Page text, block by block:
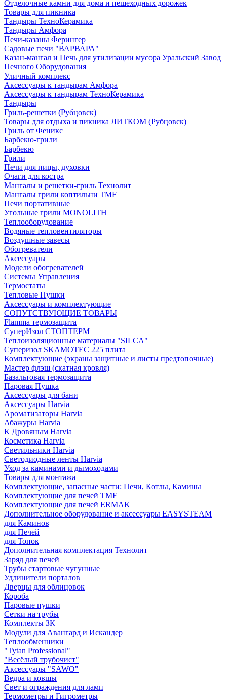
Отделочные камни для дома и пешеходных дорожек
Товары для пикника
Тандыры ТехноКерамика
Тандыры Амфора
Печи-казаны Ферингер
Садовые печи "ВАРВАРА"
Казан-мангал и Печь для утилизации мусора Уральский Завод
Печного Оборудования
Уличный комплекс
Аксессуары к тандырам Амфора
Аксессуары к тандырам ТехноКерамика
Тандыры
Гриль-решетки (Рубцовск)
Товары для отдыха и пикника ЛИТКОМ (Рубцовск)
Гриль от Феникс
Барбекю-грили
Барбекю
Грили
Печи для пицы, духовки
Очаги для костра
Мангалы и решетки-гриль Технолит
Мангалы грили коптильни TMF
Печи портативные
Угольные грили MONOLITH
Теплооборудование
Водяные тепловентиляторы
Воздушные завесы
Обогреватели
Аксессуары
Модели обогревателей
Системы Управления
Термостаты
Тепловые Пушки
Аксессуары и комплектующие
СОПУТСТВУЮЩИЕ ТОВАРЫ
Flamma термозащита
СуперИзол СТОПТЕРМ
Теплоизоляционные материалы "SILCA"
Суперизол SKAMOTEC 225 плита
Комплектующие (экраны защитные и листы предтопочные)
Мастер флэш (скатная кровля)
Базальтовая термозащита
Паровая Пушка
Аксессуары для бани
Аксессуары Harvia
Ароматизаторы Harvia
Абажуры Harvia
К Дровяным Harvia
Косметика Harvia
Светильники Harvia
Светодиодные ленты Harvia
Уход за каминами и дымоходами
Товары для монтажа
Комплектующие, запасные части: Печи, Котлы, Камины
Комплектующие для печей TMF
Комплектующие для печей ERMAK
Дополнительное оборудование и аксессуары EASYSTEAM
для Каминов
для Печей
для Топок
Дополнительная комплектация Технолит
Заряд для печей
Трубы стартовые чугунные
Удлинители порталов
Дверцы для облицовок
Короба
Паровые пушки
Сетки на трубы
Комплекты ЗК
Модули для Авангард и Искандер
Теплообменники
"Tytan Professional"
"Весёлый трубочист"
Аксессуары "SAWO"
Ведра и ковшы
Свет и ограждения для ламп
Термометры и Гигрометры